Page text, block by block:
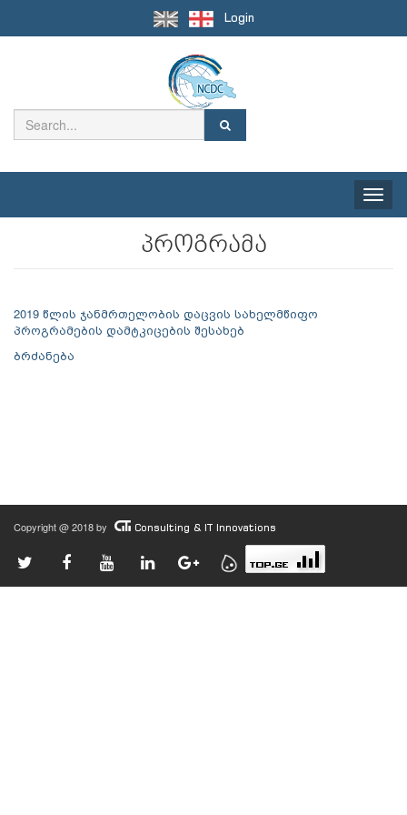
Login
Toggle
პროგრამა
2019 წლის ჯანმრთელობის დაცვის სახელმწიფო
პროგრამების დამტკიცების შესახებ
ბრძანება
Copyright @ 2018 by Consulting & IT Innovations